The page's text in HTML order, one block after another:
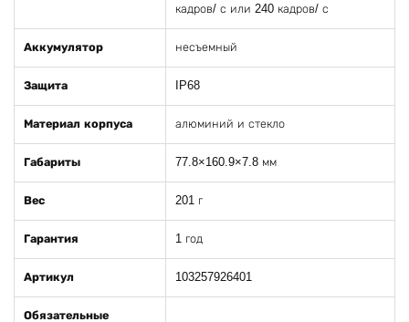
кадров/ с или 240 кадров/ с
Аккумулятор несъемный
Защита IP68
Материал корпуса алюминий и стекло
Габариты 77.8×160.9×7.8 мм
Вес 201 г
Гарантия 1 год
Артикул 103257926401
Обязательные